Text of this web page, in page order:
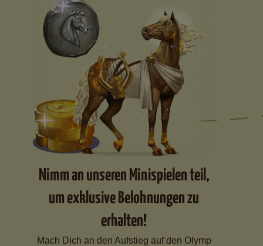
Nimm an unseren Minispielen teil,
um exklusive Belohnungen zu
erhalten!
Mach Dich an den Aufstieg auf den Olymp